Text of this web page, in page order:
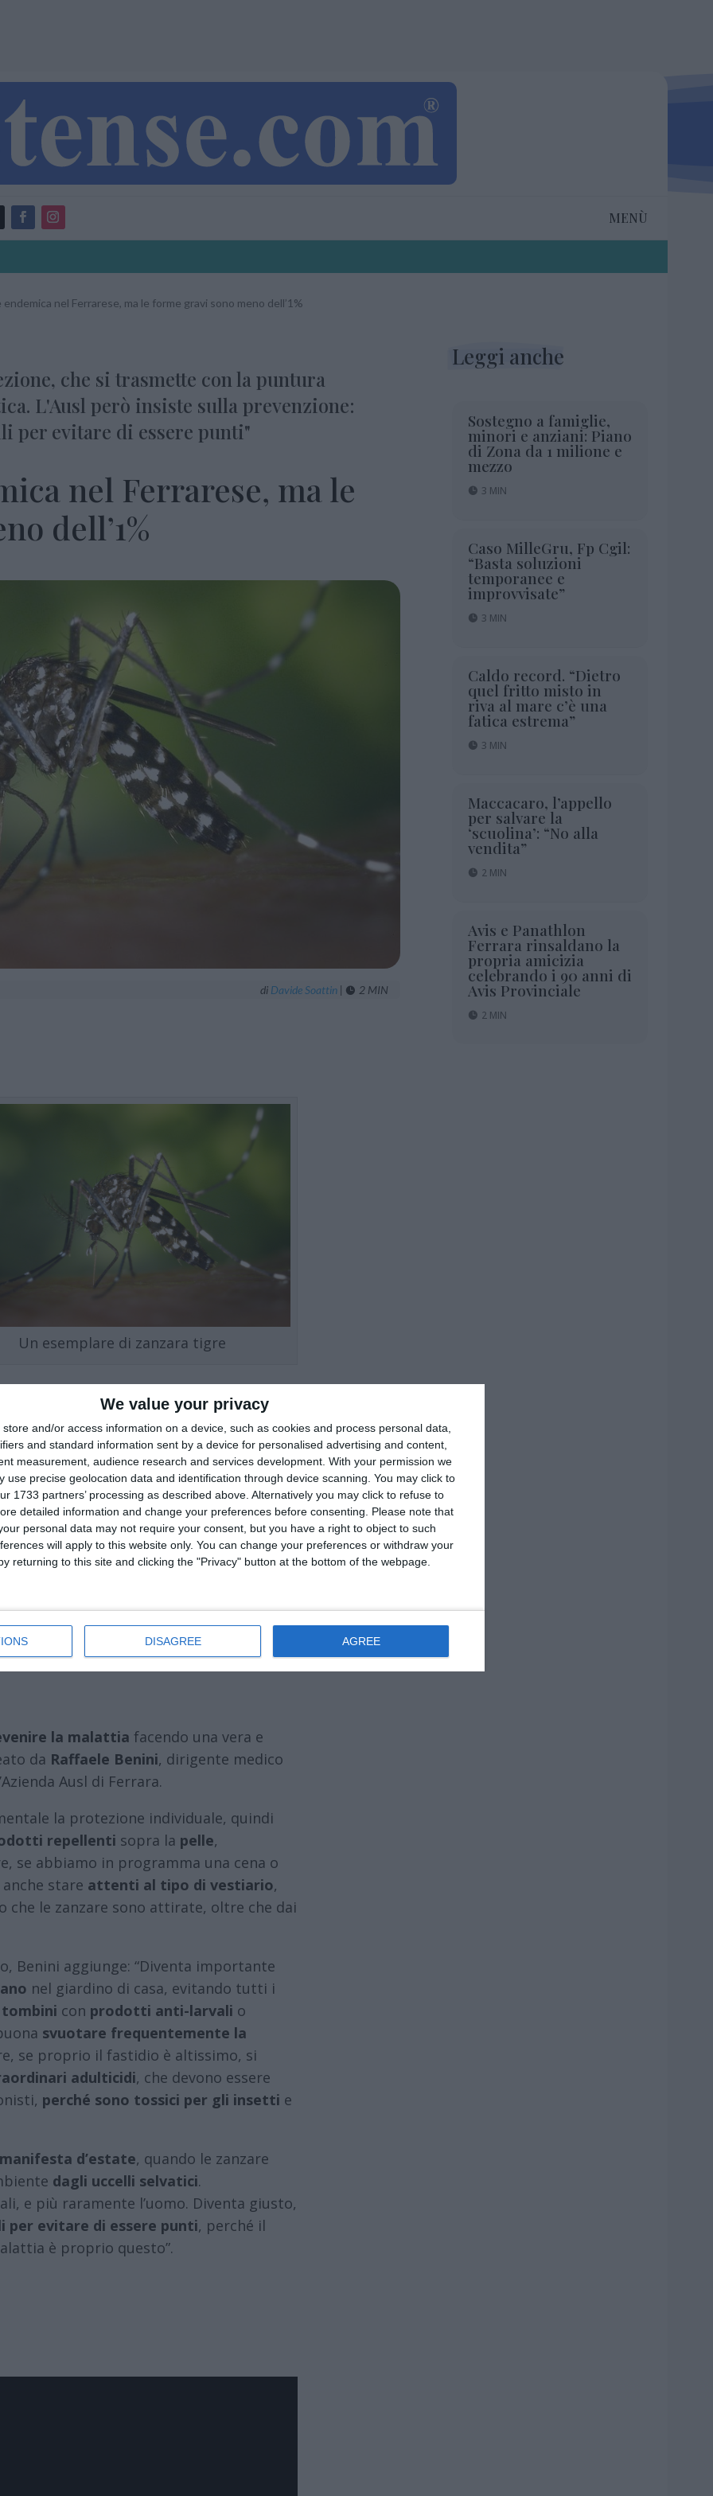
We value your privacy
store and/or access information on a device, such as cookies and process personal data,
and standard information sent by a device for personalised advertising and content,
measurement, audience research and services development. With your permission we
use precise geolocation data and identification through device scanning. You may click to
1733 partners’ processing as described above. Alternatively you may click to refuse to
detailed information and change your preferences before consenting.
Please note that
personal data may not require your consent, but you have a right to object to such
will apply to this website only. You can change your preferences or withdraw your
returning to this site and clicking the "Privacy" button at the bottom of the webpage.
DISAGREE AGREE
MENÙ
nel Ferrarese, ma le forme gravi sono meno dell’1%
che si trasmette con la puntura
L'Ausl però insiste sulla prevenzione:
per evitare di essere punti"
nel Ferrarese, ma le
dell’1%
di Davide Soattin|  2 MIN
Leggi anche
Sostegno a famiglie,
minori e anziani: Piano
di Zona da 1 milione e
mezzo
3 MIN
Caso MilleGru, Fp Cgil:
“Basta soluzioni
temporanee e
improvvisate”
3 MIN
Caldo record. “Dietro
quel fritto misto in
riva al mare c’è una
fatica estrema”
3 MIN
Maccacaro, l’appello
per salvare la
‘scuolina’: “No alla
vendita”
2 MIN
Avis e Panathlon
Ferrara rinsaldano la
propria amicizia
celebrando i 90 anni di
Avis Provinciale
2 MIN
Un esemplare di zanzara tigre
persone colpitepossono manifestare
formaneurologica graveèmeno
anzianieimmunodepressi .
25 casi di forma neuroinvasiva
scorso 21 luglio, quando a perdere la
di Copparo
, per una grave forma di
la malattia facendo una vera e
da Raffaele Benini, dirigente medico
Ausl di Ferrara.
la protezione individuale, quindi
repellenti sopra la pelle,
se abbiamo in programma una cena o
stare attenti al tipo di vestiario,
che le zanzare sono attirate, oltre che dai
Benini aggiunge: “Diventa importante
nel giardino di casa, evitando tutti i
tombini con prodotti anti-larvali o
svuotare frequentemente la
se proprio il fastidio è altissimo, si
adulticidi, che devono essere
perché sono tossici per gli insetti e
d’estate, quando le zanzare
dagli uccelli selvatici.
e più raramente l’uomo. Diventa giusto,
per evitare di essere punti, perché il
è proprio questo”.